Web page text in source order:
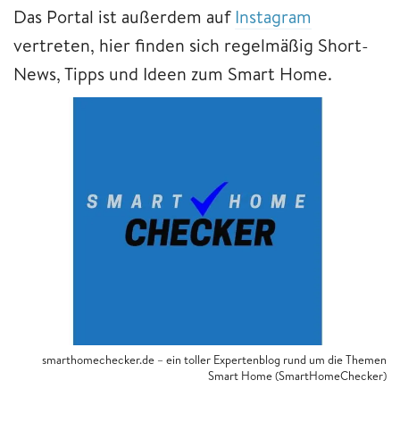
Das Portal ist außerdem auf Instagram
vertreten, hier finden sich regelmäßig Short-
News, Tipps und Ideen zum Smart Home.
smarthomechecker.de – ein toller Expertenblog rund um die Themen
Smart Home (SmartHomeChecker)